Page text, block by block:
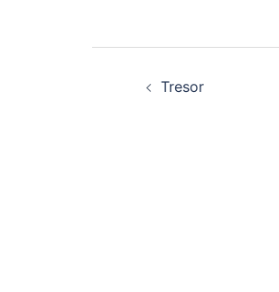
Tresor